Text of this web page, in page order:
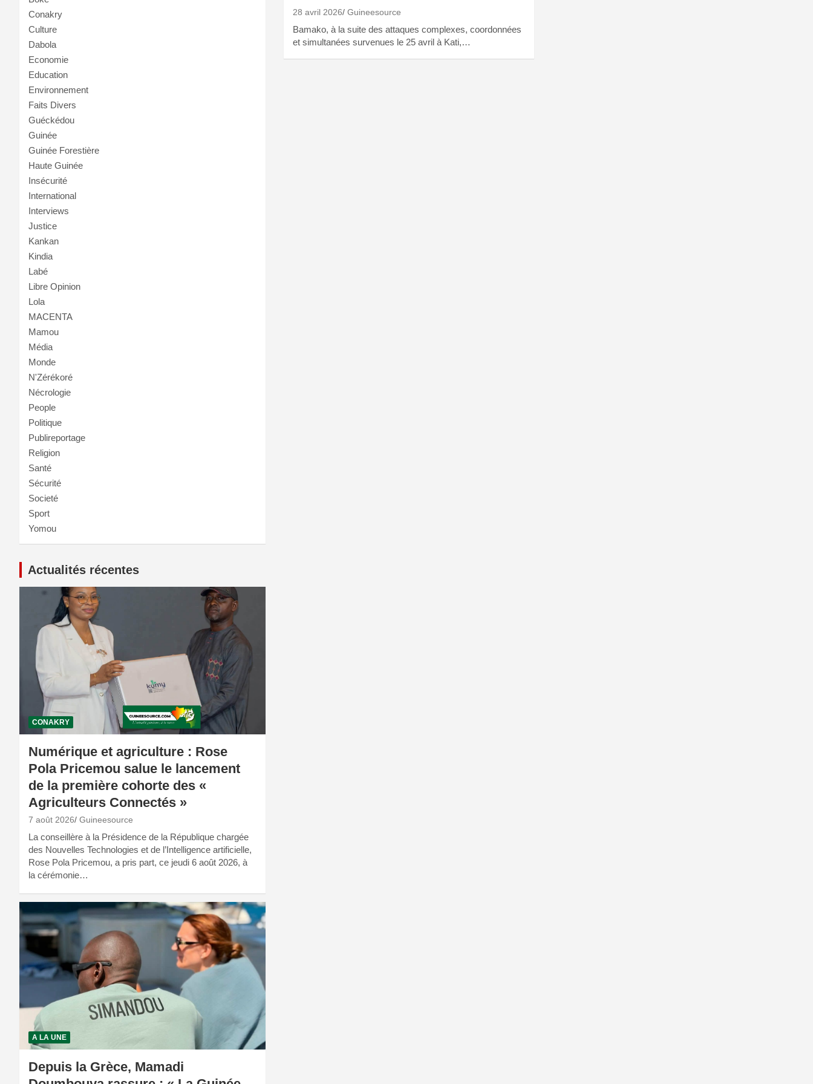
28 avril 2026 Guineesource
Bamako, à la suite des attaques complexes, coordonnées
et simultanées survenues le 25 avril à Kati,…
Conakry
Culture
Dabola
Economie
Education
Environnement
Faits Divers
Guéckédou
Guinée
Guinée Forestière
Haute Guinée
Insécurité
International
Interviews
Justice
Kankan
Kindia
Labé
Libre Opinion
Lola
MACENTA
Mamou
Média
Monde
N'Zérékoré
Nécrologie
People
Politique
Publireportage
Religion
Santé
Sécurité
Societé
Sport
Yomou
Actualités récentes
CONAKRY
Numérique et agriculture : Rose
Pola Pricemou salue le lancement
de la première cohorte des «
Agriculteurs Connectés »
7 août 2026 Guineesource
La conseillère à la Présidence de la République chargée
des Nouvelles Technologies et de l’Intelligence artificielle,
Rose Pola Pricemou, a pris part, ce jeudi 6 août 2026, à
la cérémonie…
A LA UNE
Depuis la Grèce, Mamadi